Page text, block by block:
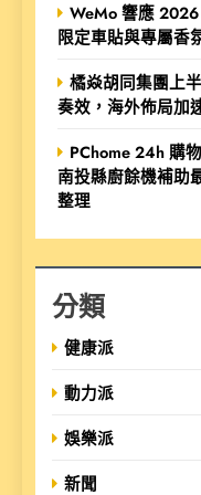
WeMo 響應
限定車貼與專屬香
橘焱胡同集團上
奏效，海外佈局加
PChome 24h 購
南投縣廚餘機補助
整理
分類
健康派
動力派
娛樂派
新聞